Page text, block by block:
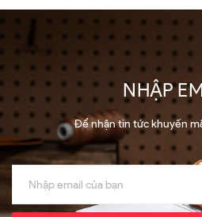
NHẬP
Để nhận tin tức khuyến